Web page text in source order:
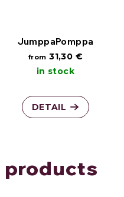
JumppaPomppa
from 31,30 €
in stock
DETAIL